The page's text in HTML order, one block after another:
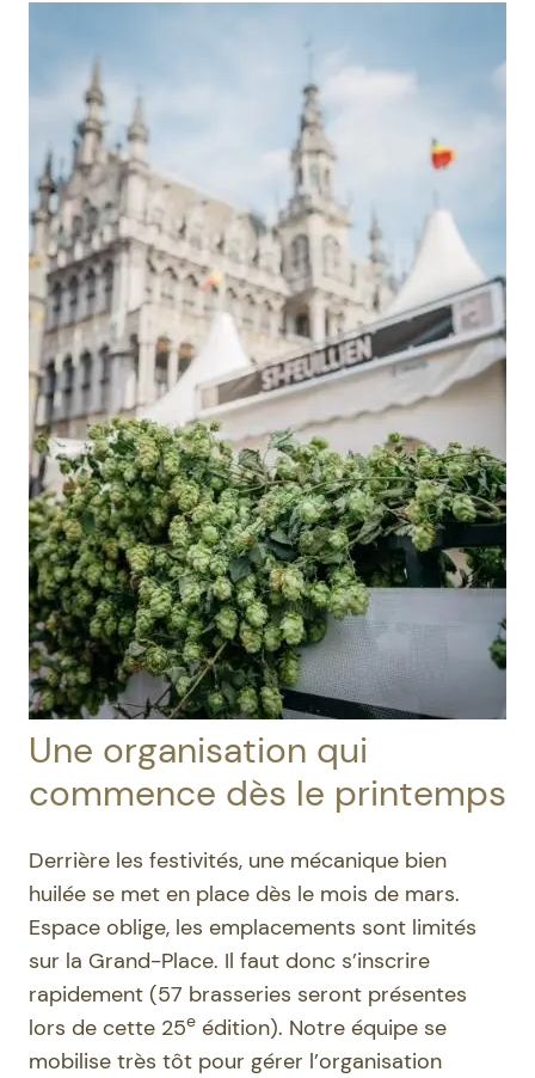
Une organisation qui
commence dès le printemps
Derrière les festivités, une mécanique bien
huilée se met en place dès le mois de mars.
Espace oblige, les emplacements sont limités
sur la Grand-Place. Il faut donc s’inscrire
rapidement (57 brasseries seront présentes
lors de cette 25e édition). Notre équipe se
mobilise très tôt pour gérer l’organisation